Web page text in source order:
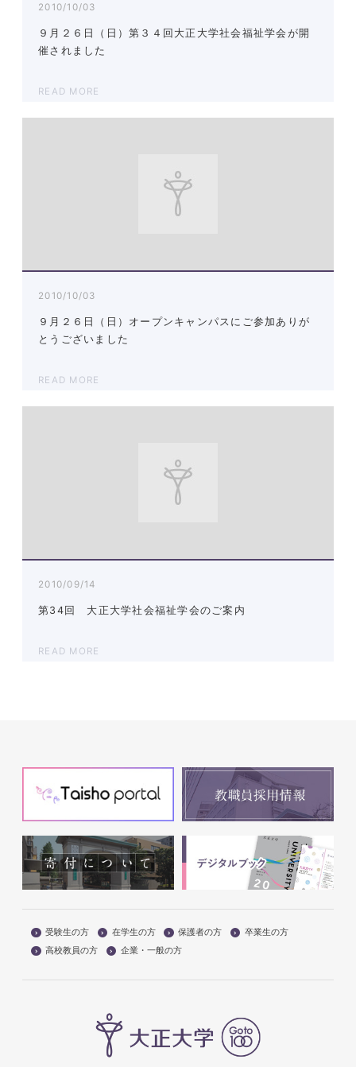
2010/10/03
９月２６日（日）第３４回大正大学社会福祉学会が開
催されました
READ MORE
2010/10/03
９月２６日（日）オープンキャンパスにご参加ありが
とうございました
READ MORE
2010/09/14
第34回 大正大学社会福祉学会のご案内
READ MORE
受験生の方 在学生の方 保護者の方
卒業生の方
高校教員の方
企業・一般の方